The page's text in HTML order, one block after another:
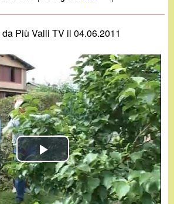
r
i
e
r
c
a
Più Valli TV il 04.06.2011
P
l